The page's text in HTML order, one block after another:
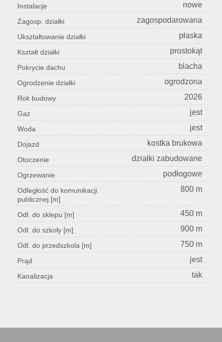
Instalacje nowe
Zagosp. działki zagospodarowana
Ukształtowanie działki płaska
Kształt działki prostokąt
Pokrycie dachu blacha
Ogrodzenie działki ogrodzona
Rok budowy 2026
Gaz jest
Woda jest
Dojazd kostka brukowa
Otoczenie działki zabudowane
Ogrzewanie podłogowe
Odległość do komunikacji
publicznej [m]
800 m
Odl. do sklepu [m] 450 m
Odl. do szkoły [m] 900 m
Odl. do przedszkola [m] 750 m
Prąd jest
Kanalizacja tak